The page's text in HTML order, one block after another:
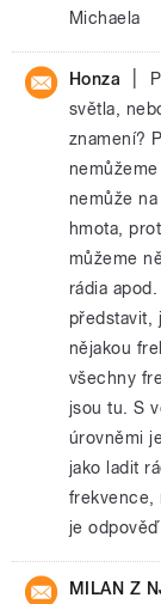
Michaela
Honza
světla,
znamení?
nemůže
hmota,
můžeme
rádia
představit,
nějakou
všechny
jsou tu. S
úrovněmi
jako ladit
frekvence,
je
MILAN Z